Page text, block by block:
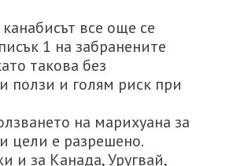
все още се
1 на забранените
такова без
ползи и голям риск при
на марихуана за
цели е разрешено.
и за Канада, Уругвай,